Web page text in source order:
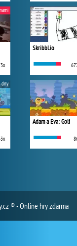
dny
Skribbl.io
Adam a Eva: Golf
® - Online hry zdarma